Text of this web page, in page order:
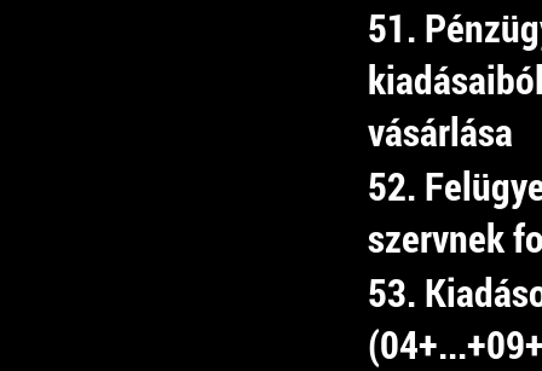
51.
vásárlása
52.
szervnek
53.